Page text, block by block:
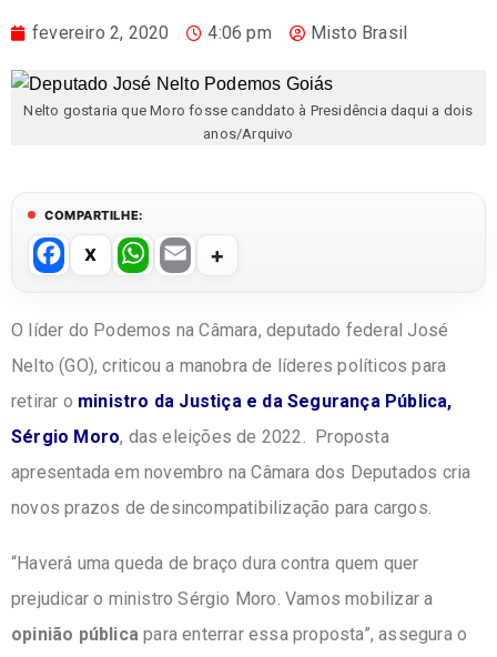
fevereiro 2, 2020 4:06 pm Misto Brasil
Nelto gostaria que Moro fosse canddato à Presidência daqui a dois
anos/Arquivo
COMPARTILHE:
F
a
c
e
b
o
o
k
W
h
at
s
A
p
p
E
ail
O líder do Podemos na Câmara, deputado federal José
Nelto (GO), criticou a manobra de líderes políticos para
retirar o ministro da Justiça e da Segurança Pública,
Sérgio Moro, das eleições de 2022. Proposta
apresentada em novembro na Câmara dos Deputados cria
novos prazos de desincompatibilização para cargos.
“Haverá uma queda de braço dura contra quem quer
prejudicar o ministro Sérgio Moro. Vamos mobilizar a
opinião pública para enterrar essa proposta”, assegura o